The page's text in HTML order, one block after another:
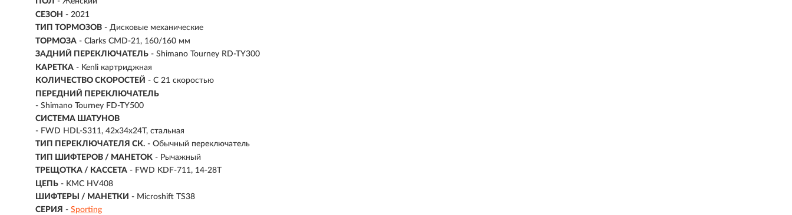
СЕЗОН - 2021
ТИП ТОРМОЗОВ - Дисковые механические
ТОРМОЗА - Clarks CMD-21, 160/160 мм
ЗАДНИЙ ПЕРЕКЛЮЧАТЕЛЬ - Shimano Tourney RD-TY300
КАРЕТКА - Kenli картриджная
КОЛИЧЕСТВО СКОРОСТЕЙ - С 21 скоростью
ПЕРЕДНИЙ ПЕРЕКЛЮЧАТЕЛЬ
- Shimano Tourney FD-TY500
СИСТЕМА ШАТУНОВ
- FWD HDL-S311, 42x34x24T, стальная
ТИП ПЕРЕКЛЮЧАТЕЛЯ СК. - Обычный переключатель
ТИП ШИФТЕРОВ / МАНЕТОК - Рычажный
ТРЕЩОТКА / КАССЕТА - FWD KDF-711, 14-28T
ЦЕПЬ - KMC HV408
ШИФТЕРЫ / МАНЕТКИ - Microshift TS38
СЕРИЯ - Sporting